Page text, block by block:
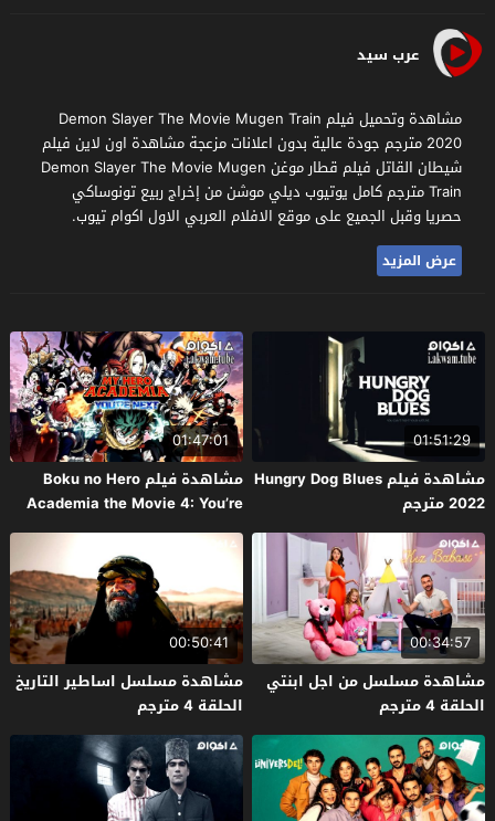
عرب سيد
مشاهدة وتحميل فيلم Demon Slayer The Movie Mugen Train
2020 مترجم جودة عالية بدون اعلانات مزعجة مشاهدة اون لاين فيلم
شيطان القاتل فيلم قطار موغن Demon Slayer The Movie Mugen
Train مترجم كامل يوتيوب ديلي موشن من إخراج ربيع تونوساكي
حصريا وقبل الجميع على موقع الافلام العربي الاول اكوام تيوب.
عرض المزيد
01:51:29
مشاهدة فيلم Hungry Dog Blues
2022 مترجم
01:47:01
مشاهدة فيلم Boku no Hero
Academia the Movie 4: You’re
Next 2024 مترجم
00:34:57
مشاهدة مسلسل من اجل ابنتي
الحلقة 4 مترجم
00:50:41
مشاهدة مسلسل اساطير التاريخ
الحلقة 4 مترجم